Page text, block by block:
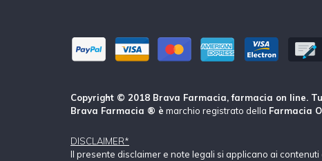
Copyright © 2018 Brava Farmacia, farmacia on line.
Brava Farmacia ® è marchio registrato della Farmacia
DISCLAIMER*
Il presente disclaimer e note legali si applicano ai